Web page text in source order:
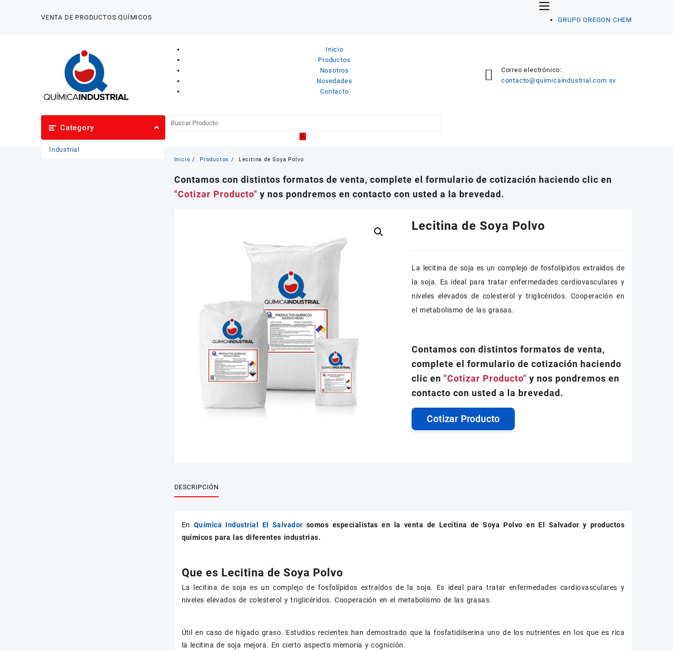
VENTA DE PRODUCTOS QUÍMICOS GRUPO OREGON CHEM
Inicio
Productos
Nosotros
Novedades
Contacto
Correo electrónico:
contacto@quimicaindustrial.com.sv
Category
Industrial
Inicio Productos Lecitina de Soya Polvo
Contamos con distintos formatos de venta, complete el formulario de cotización haciendo clic en
"Cotizar Producto" y nos pondremos en contacto con usted a la brevedad.
Lecitina de Soya Polvo
La lecitina de soja es un complejo de fosfolípidos extraídos de
la soja. Es ideal para tratar enfermedades cardiovasculares y
niveles elevados de colesterol y triglicéridos. Cooperación en
el metabolismo de las grasas.
Contamos con distintos formatos de venta,
complete el formulario de cotización haciendo
clic en"Cotizar Producto" y nos pondremos en
contacto con usted a la brevedad.
Cotizar Producto
DESCRIPCIÓN
En Química Industrial El Salvador somos especialistas en la venta de Lecitina de Soya Polvoen El Salvador y productos
químicos para las diferentes industrias.
Que es Lecitina de Soya Polvo
La lecitina de soja es un complejo de fosfolípidos extraídos de la soja. Es ideal para tratar enfermedades cardiovasculares y
niveles elevados de colesterol y triglicéridos. Cooperación en el metabolismo de las grasas.
Útil en caso de hígado graso. Estudios recientes han demostrado que la fosfatidilserina uno de los nutrientes en los que es rica
la lecitina de soja mejora. En cierto aspecto memoria y cognición.